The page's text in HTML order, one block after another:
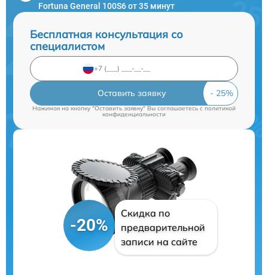
Fortuna General 100S6 от 35 минут
Бесплатная консультация со
специалистом
Оставить заявку
Нажимая на кнопку "Оставить заявку" Вы соглашаетесь cполитикой
конфиденциальности
-20%
Скидка по
предварительной
записи на сайте